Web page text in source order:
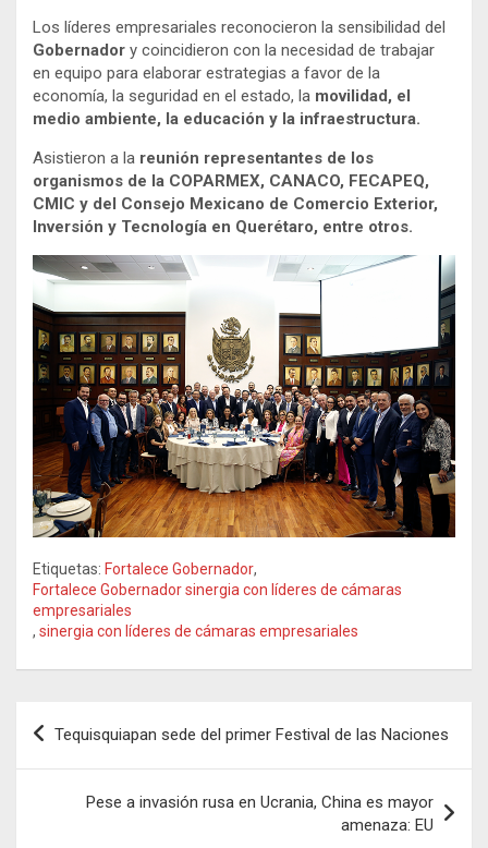
Los líderes empresariales reconocieron la sensibilidad del
Gobernador y coincidieron con la necesidad de trabajar
en equipo para elaborar estrategias a favor de la
economía, la seguridad en el estado, la movilidad, el
medio ambiente, la educación y la infraestructura.
Asistieron a la reunión representantes de los
organismos de la COPARMEX, CANACO, FECAPEQ,
CMIC y del Consejo Mexicano de Comercio Exterior,
Inversión y Tecnología en Querétaro, entre otros.
Etiquetas: Fortalece Gobernador,
Fortalece Gobernador sinergia con líderes de cámaras
empresariales
, sinergia con líderes de cámaras empresariales
Navegación
entradas
Tequisquiapan sede del primer Festival de las Naciones
Pese a invasión rusa en Ucrania, China es mayor
amenaza: EU